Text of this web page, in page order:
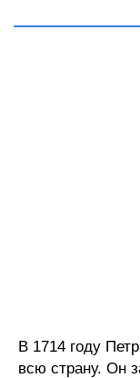
В 1714 году
всю страну. Он